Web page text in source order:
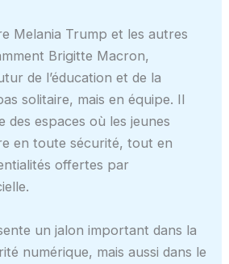
Melania Trump et les autres
Brigitte Macron,
de l’éducation et de la
solitaire, mais en équipe. Il
des espaces où les jeunes
en toute sécurité, tout en
offertes par
un jalon important dans la
numérique, mais aussi dans le